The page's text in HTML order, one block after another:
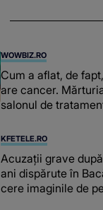
WOWBIZ.RO
Cum a aflat, de
are cancer.
salonul de
înțepe sânul”
KFETELE.RO
Acuzații grave
ani dispărute în
cere imaginile de